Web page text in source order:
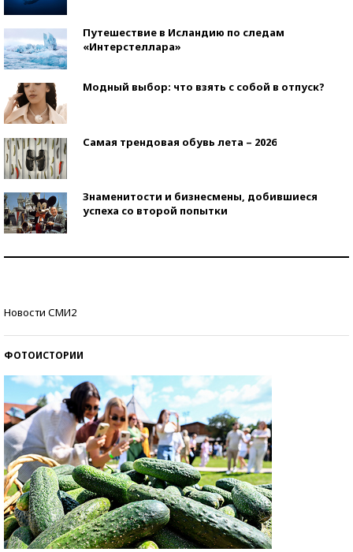
Путешествие в Исландию по следам
«Интерстеллара»
Модный выбор: что взять с собой в отпуск?
Самая трендовая обувь лета – 2026
Знаменитости и бизнесмены, добившиеся
успеха со второй попытки
Новости СМИ2
ФОТОИСТОРИИ